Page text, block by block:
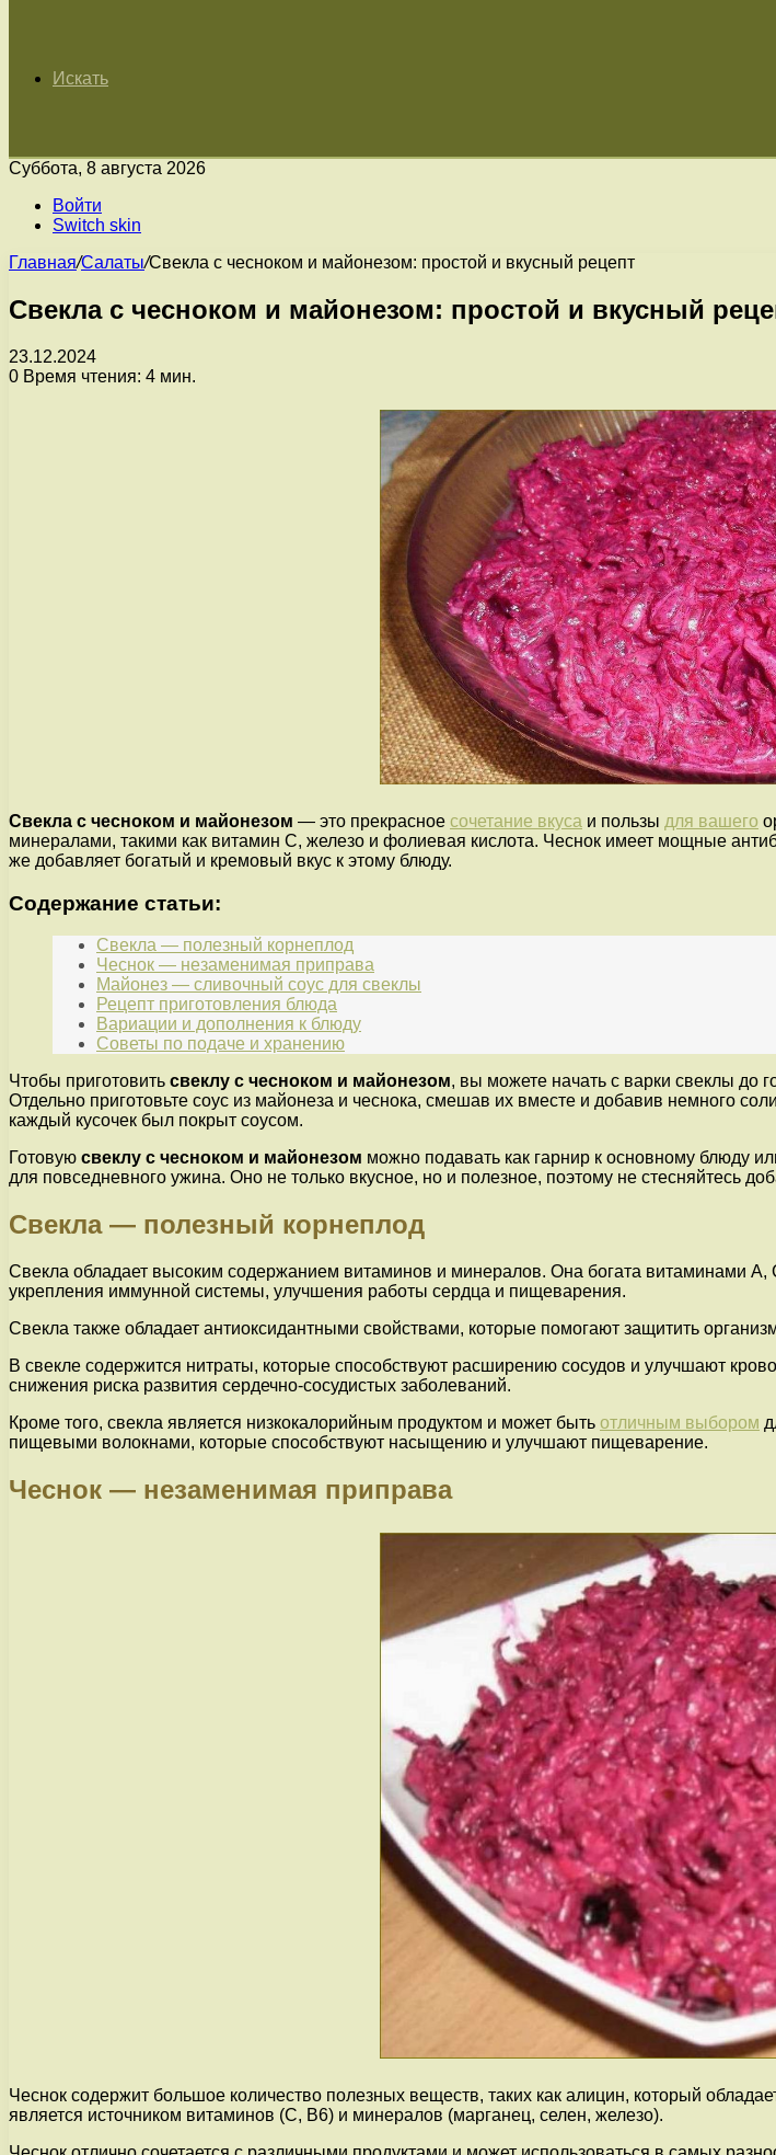
Искать
Суббота, 8 августа 2026
Войти
Switch skin
Главная/Салаты/Свекла с чесноком и майонезом: простой и вкусный рецепт
Свекла с чесноком и майонезом: простой и вкусный
23.12.2024
0 Время чтения: 4 мин.
Свекла с чесноком и майонезом — это прекрасное сочетание вкуса и пользы для вашего
минералами, такими как витамин С, железо и фолиевая кислота. Чеснок имеет мощные
же добавляет богатый и кремовый вкус к этому блюду.
Содержание статьи:
Свекла — полезный корнеплод
Чеснок — незаменимая приправа
Майонез — сливочный соус для свеклы
Рецепт приготовления блюда
Вариации и дополнения к блюду
Советы по подаче и хранению
Чтобы приготовить свеклу с чесноком и майонезом, вы можете начать с варки свеклы до
Отдельно приготовьте соус из майонеза и чеснока, смешав их вместе и добавив немного
каждый кусочек был покрыт соусом.
Готовую свеклу с чесноком и майонезом можно подавать как гарнир к основному блюду
для повседневного ужина. Оно не только вкусное, но и полезное, поэтому не стесняйтесь
Свекла — полезный корнеплод
Свекла обладает высоким содержанием витаминов и минералов. Она богата витаминами
укрепления иммунной системы, улучшения работы сердца и пищеварения.
Свекла также обладает антиоксидантными свойствами, которые помогают защитить
В свекле содержится нитраты, которые способствуют расширению сосудов и улучшают
снижения риска развития сердечно-сосудистых заболеваний.
Кроме того, свекла является низкокалорийным продуктом и может быть отличным выбором
пищевыми волокнами, которые способствуют насыщению и улучшают пищеварение.
Чеснок — незаменимая приправа
Чеснок содержит большое количество полезных веществ, таких как алицин, который
является источником витаминов (С, В6) и минералов (марганец, селен, железо).